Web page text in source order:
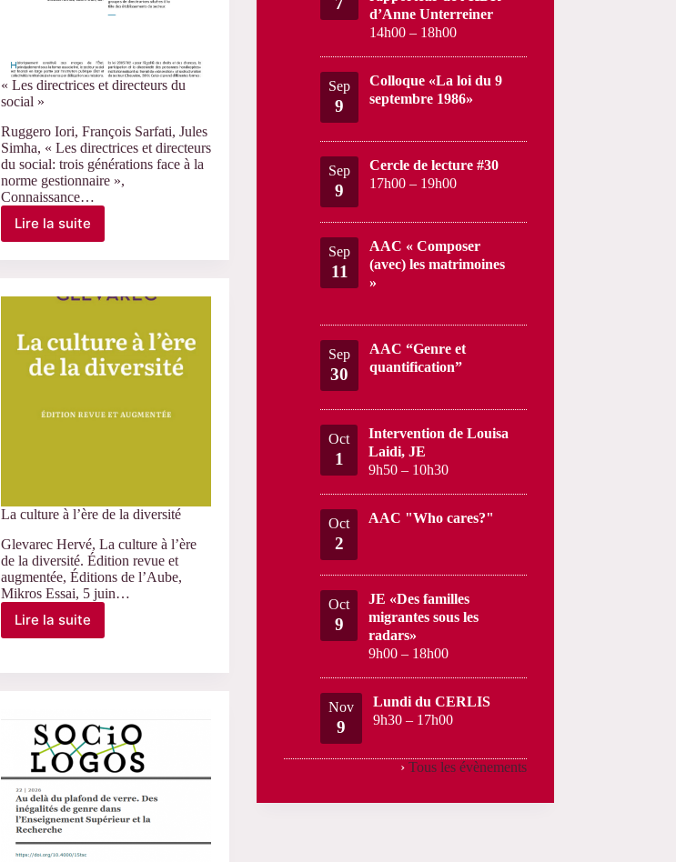
« Les directrices et directeurs du
social »
Ruggero Iori, François Sarfati, Jules
Simha, « Les directrices et directeurs
du social: trois générations face à la
norme gestionnaire »,
Connaissance…
Lire la suite
« Les
du
La culture à l’ère de la diversité
Glevarec Hervé, La culture à l’ère
de la diversité. Édition revue et
augmentée, Éditions de l’Aube,
Mikros Essai, 5 juin…
Lire la suite
La
culture
diversité
d’Anne Unterreiner
14h00 – 18h00
Sep
9
Colloque «La loi du 9
septembre 1986»
Sep
9
Cercle de lecture #30
17h00 – 19h00
Sep
11
AAC « Composer
(avec) les matrimoines
»
Sep
30
AAC “Genre et
quantification”
Oct
1
Intervention de Louisa
Laidi, JE
9h50 – 10h30
Oct
2
AAC "Who cares?"
Oct
9
JE «Des familles
migrantes sous les
radars»
9h00 – 18h00
Nov
9
Lundi du CERLIS
9h30 – 17h00
› Tous les évènements